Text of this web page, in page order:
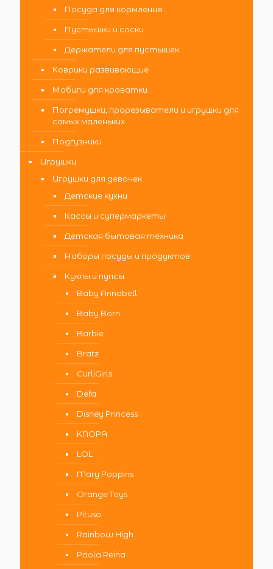
Посуда для кормления
Пустышки и соски
Держатели для пустышек
Коврики развивающие
Мобили для кроватки
Погремушки, прорезыватели и игрушки для
самых маленьких
Подгузники
Игрушки
Игрушки для девочек
Детские кухни
Кассы и супермаркеты
Детская бытовая техника
Наборы посуды и продуктов
Куклы и пупсы
Baby Annabell
Baby Born
Barbie
Bratz
CurliGirls
Defa
Disney Princess
KNOPA
LOL
Mary Poppins
Orange Toys
Pituso
Rainbow High
Paola Reina